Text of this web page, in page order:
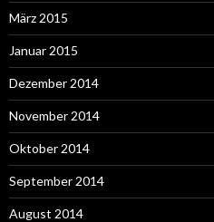
März 2015
Januar 2015
Dezember 2014
November 2014
Oktober 2014
September 2014
August 2014